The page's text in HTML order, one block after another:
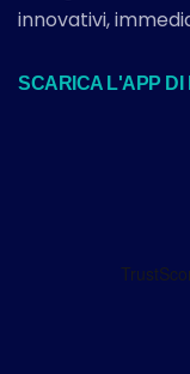
innovativi,
SCARICA L'APP DI